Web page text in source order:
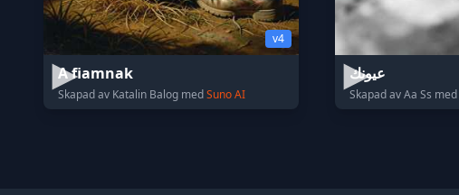
v4
A fiamnak
Skapad av Katalin Balog medSuno AI
عيونك
Skapad av Aa Ss med